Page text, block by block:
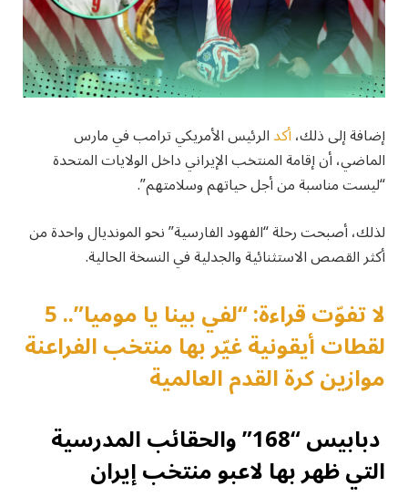
إضافة إلى ذلك،أكدالرئيس الأمريكي ترامب في مارس
الماضي، أن إقامة المنتخب الإيراني داخل الولايات المتحدة
“ليست مناسبة من أجل حياتهم وسلامتهم”.
لذلك، أصبحت رحلة “الفهود الفارسية” نحو المونديال واحدة من
أكثر القصص الاستثنائية والجدلية في النسخة الحالية.
لا تفوّت قراءة: “لفي بينا يا موميا”.. 5
لقطات أيقونية غيّر بها منتخب الفراعنة
موازين كرة القدم العالمية
دبابيس “168” والحقائب المدرسية
التي ظهر بها لاعبو منتخب إيران